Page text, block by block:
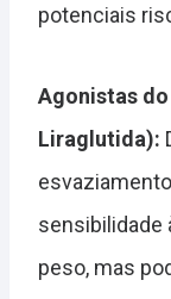
potenciais
Agonistas
Liraglutida):
sensibilidade
peso, mas